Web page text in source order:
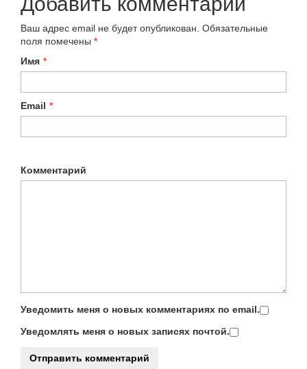
Ваш адрес email не будет опубликован. Обязательные
поля помечены *
Имя *
Email *
Комментарий
Уведомить меня о новых комментариях по email.
Уведомлять меня о новых записях почтой.